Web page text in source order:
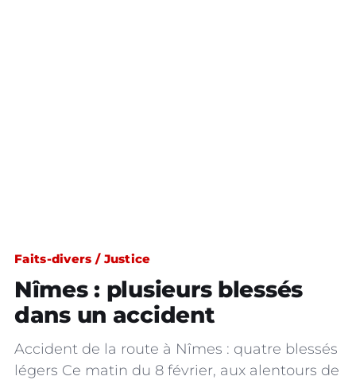
Faits-divers / Justice
Nîmes : plusieurs blessés
dans un accident
Accident de la route à Nîmes : quatre blessés
légers Ce matin du 8 février, aux alentours de